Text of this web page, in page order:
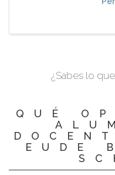
¿Sabes lo
QUÉ
EUDE